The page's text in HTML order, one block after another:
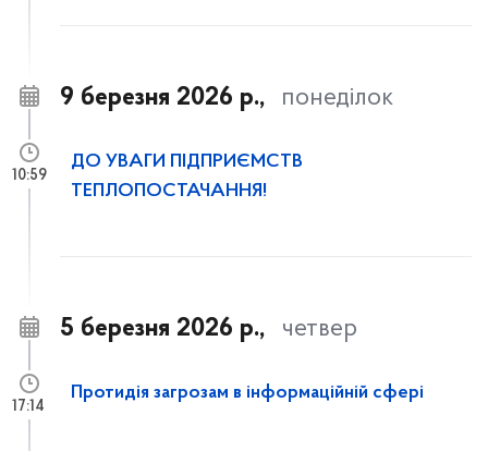
9 березня 2026 р., понеділок
ДО УВАГИ ПІДПРИЄМСТВ
ТЕПЛОПОСТАЧАННЯ!
10:59
5 березня 2026 р., четвер
Протидія загрозам в інформаційній сфері
17:14